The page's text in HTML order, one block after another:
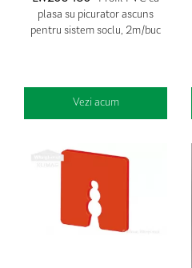
plasa su picurator ascuns
pentru sistem soclu, 2m/buc
Vezi acum